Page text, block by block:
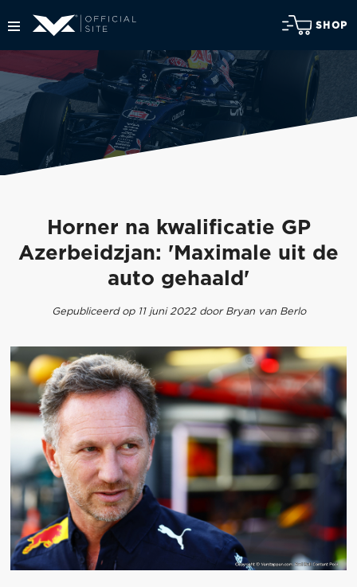
SHOP
Horner na kwalificatie GP
Azerbeidzjan: 'Maximale uit de
auto gehaald'
Gepubliceerd op 11 juni 2022 door Bryan van Berlo